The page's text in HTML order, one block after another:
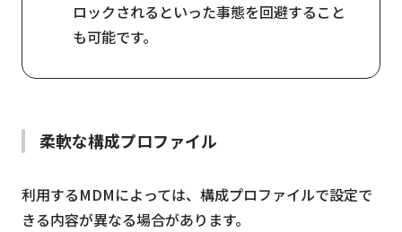
ロックされるといった事態を回避すること
も可能です。
柔軟な構成プロファイル
利用するMDMによっては、構成プロファイルで設定で
きる内容が異なる場合があります。